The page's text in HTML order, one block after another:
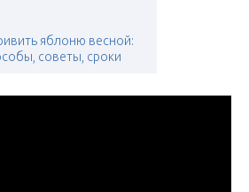
яблоню весной:
советы, сроки